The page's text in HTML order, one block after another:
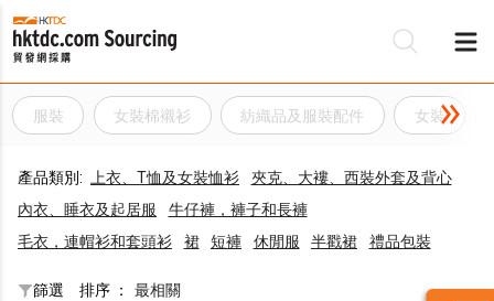
服裝 女裝棉襯衫 紡織品及服裝配件 女裝
產品類別: 上衣、T恤及女裝恤衫
夾克、大褸、西裝外套及背心
內衣、睡衣及起居服
牛仔褲，褲子和長褲
毛衣，連帽衫和套頭衫
裙 短褲 休閒服 半戳裙 禮品包裝
篩選 排序 ： 最相關